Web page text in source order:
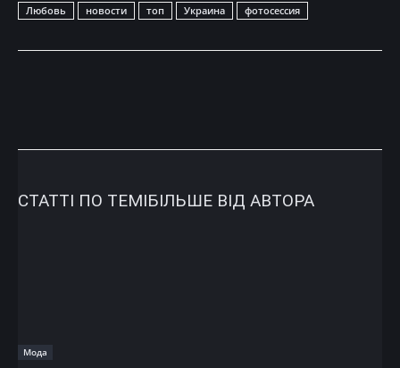
Любовь
новости топ Украина фотосессия
СТАТТІ ПО ТЕМІБІЛЬШЕ ВІД АВТОРА
Мода